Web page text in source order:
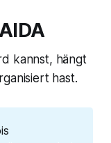
kannst, hängt
hast.